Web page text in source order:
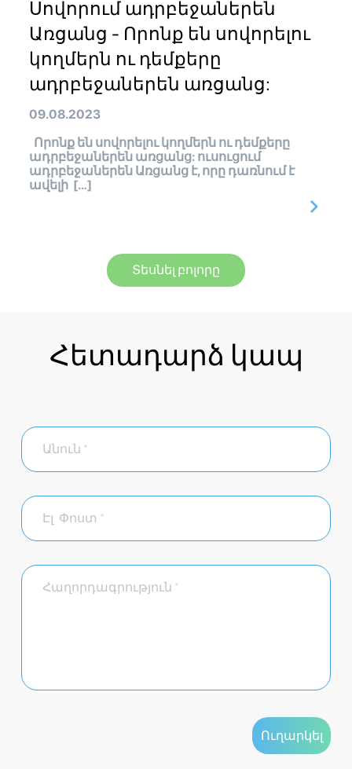
Սովորում ադրբեջաներեն
Առցանց - Որոնք են սովորելու
կողմերն ու դեմքերը
ադրբեջաներեն առցանց:
09.08.2023
Որոնք են սովորելու կողմերն ու դեմքերը
ադրբեջաներեն առցանց: ուսուցում
ադրբեջաներեն Առցանց է, որը դառնում է
ավելի […]
Տեսնել բոլորը
Հետադարձ կապ